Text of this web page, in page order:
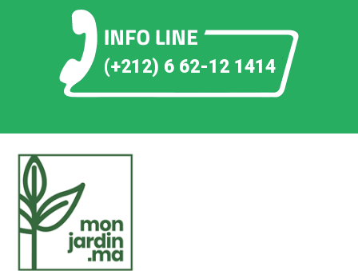
(+212) 6 62-12 1414